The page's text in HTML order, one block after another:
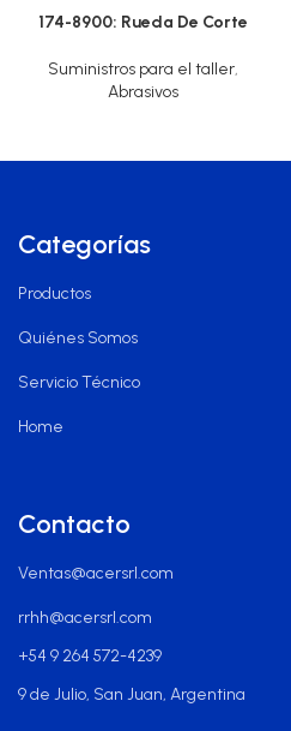
174-8900: Rueda De Corte
Suministros para el taller,
Abrasivos
Categorías
Productos
Quiénes Somos
Servicio Técnico
Home
Contacto
Ventas@acersrl.com
rrhh@acersrl.com
+54 9 264 572-4239
9 de Julio, San Juan, Argentina